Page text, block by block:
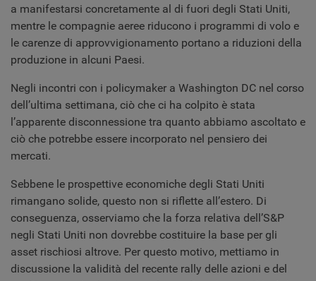
a manifestarsi concretamente al di fuori degli Stati Uniti,
mentre le compagnie aeree riducono i programmi di volo e
le carenze di approvvigionamento portano a riduzioni della
produzione in alcuni Paesi.
Negli incontri con i policymaker a Washington DC nel corso
dell’ultima settimana, ciò che ci ha colpito è stata
l’apparente disconnessione tra quanto abbiamo ascoltato e
ciò che potrebbe essere incorporato nel pensiero dei
mercati.
Sebbene le prospettive economiche degli Stati Uniti
rimangano solide, questo non si riflette all’estero. Di
conseguenza, osserviamo che la forza relativa dell’S&P
negli Stati Uniti non dovrebbe costituire la base per gli
asset rischiosi altrove. Per questo motivo, mettiamo in
discussione la validità del recente rally delle azioni e del